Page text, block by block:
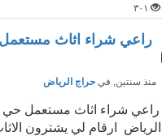
٣٠١
راعي شراء اثاث مستعمل حي
منذ سنتين, فيحراج الرياض
راعي شراء اثاث مستعمل حي
الرياض ارقام لي يشترون